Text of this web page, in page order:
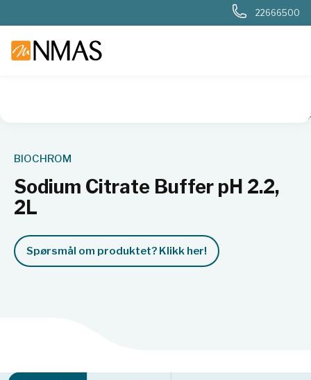
22666500
BIOCHROM
Sodium Citrate Buffer pH 2.2,
2L
Spørsmål om produktet? Klikk her!